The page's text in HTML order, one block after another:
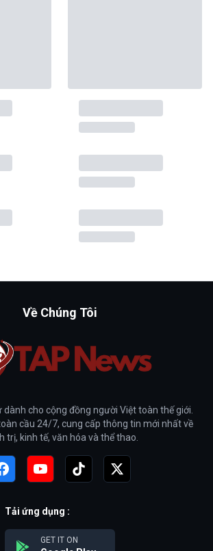
Về Chúng Tôi
cho cộng đồng người Việt toàn thế giới.
cầu 24/7, cung cấp thông tin mới nhất về
trị, kinh tế, văn hóa và thể thao.
Tải ứng dụng :
GET IT ON